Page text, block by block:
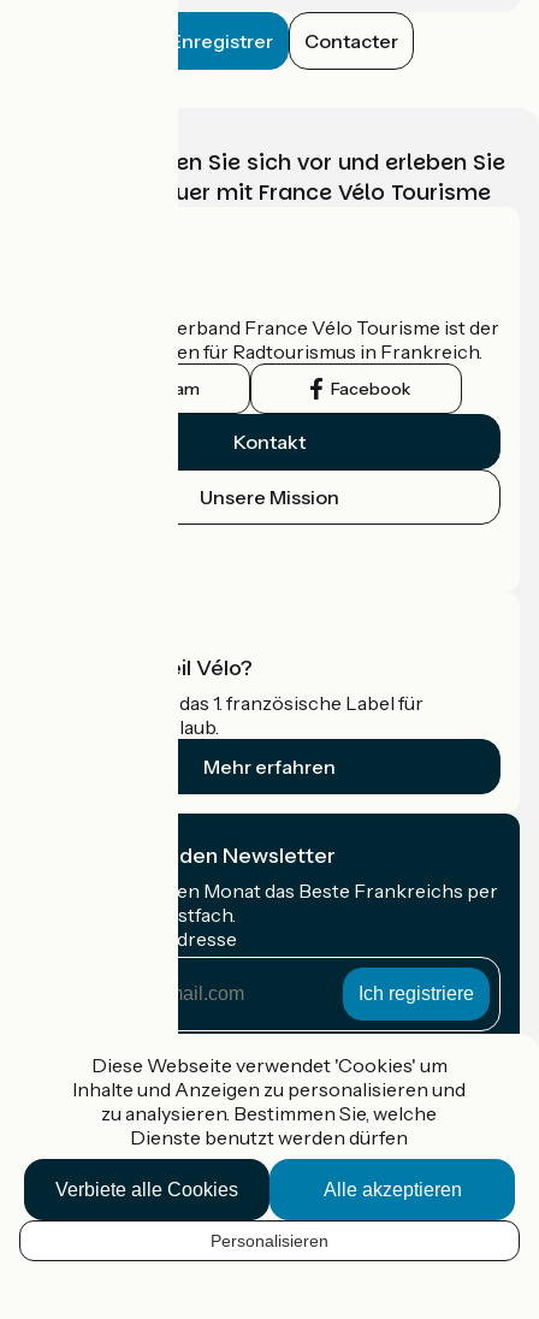
DE
Enregistrer Contacter
Wählen, bereiten Sie sich vor und erleben Sie
Ihr Radabenteuer mit France Vélo Tourisme
Der nationale Verband France Vélo Tourisme ist der
offizielle Leitfaden für Radtourismus in Frankreich.
Instagram Facebook
Kontakt
Unsere Mission
Was ist Accueil Vélo?
Accueil Vélo ist das 1. französische Label für
Radfahrer im Urlaub.
Mehr erfahren
Ich abonniere den Newsletter
Erhalten Sie jeden Monat das Beste Frankreichs per
Rad in Ihrem Postfach.
Meine E-Mail-Adresse
Adresse
Gefördert im Rahmen von Destination France
Accueil Vélo Pro
Kontakt
Rechtliche Informationen
Diese Webseite verwendet 'Cookies' um
Inhalte und Anzeigen zu personalisieren und
zu analysieren. Bestimmen Sie, welche
Dienste benutzt werden dürfen
Alle akzeptieren
Verbiete alle Cookies
Personalisieren